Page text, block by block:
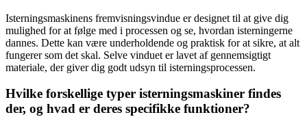
Isterningsmaskinens fremvisningsvindue er designet til at give dig
mulighed for at følge med i processen og se, hvordan isterningerne
dannes. Dette kan være underholdende og praktisk for at sikre, at alt
fungerer som det skal. Selve vinduet er lavet af gennemsigtigt
materiale, der giver dig godt udsyn til isterningsprocessen.
Hvilke forskellige typer isterningsmaskiner findes
der, og hvad er deres specifikke funktioner?